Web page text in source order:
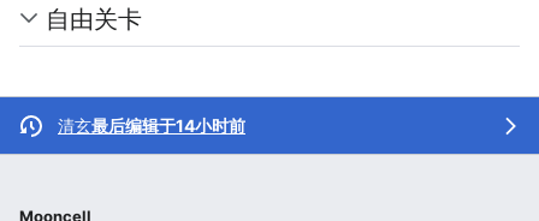
自由关卡
清玄最后编辑于14小时前
Mooncell